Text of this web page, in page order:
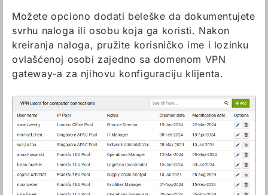
Možete opciono dodati beleške da dokumentujete
svrhu naloga ili osobu koja ga koristi. Nakon
kreiranja naloga, pružite korisničko ime i lozinku
ovlašćenoj osobi zajedno sa domenom VPN
gateway-a za njihovu konfiguraciju klijenta.